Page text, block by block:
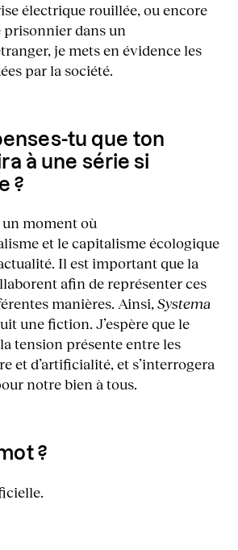
électrique rouillée, ou encore
dans un
je mets en évidence les
par la société.
tu que ton
à une série si
?
moment où
et le capitalisme écologique
Il est important que la
afin de représenter ces
manières. Ainsi,Systema
une fiction. J’espère que le
tension présente entre les
et d’artificialité, et s’interrogera
notre bien à tous.
?